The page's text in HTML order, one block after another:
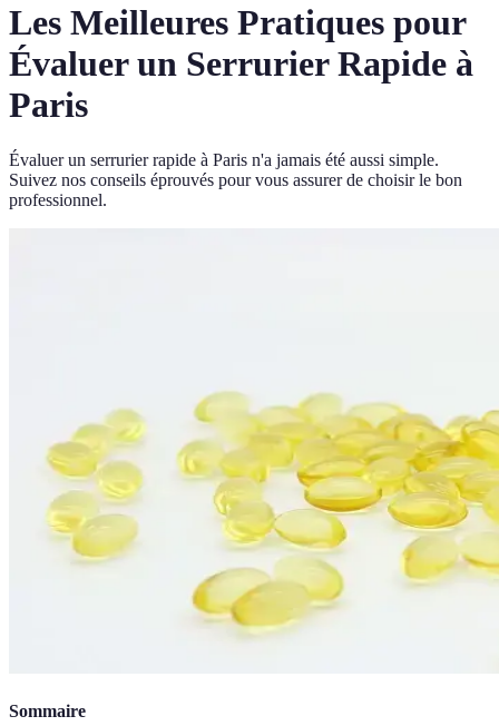
Les Meilleures Pratiques pour
Évaluer un Serrurier Rapide à
Paris
Évaluer un serrurier rapide à Paris n'a jamais été aussi simple.
Suivez nos conseils éprouvés pour vous assurer de choisir le bon
professionnel.
Sommaire